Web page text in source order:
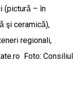
(picturǎ – în
şi ceramicǎ),
regionali,
Foto: Consiliul